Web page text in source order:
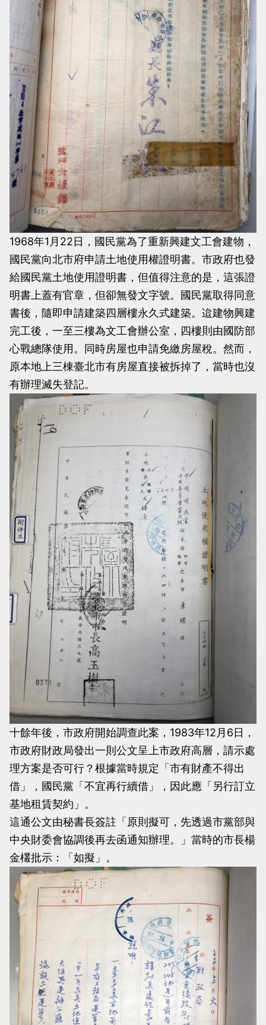
1968年1月22日，國民黨為了重新興建文工會建物，
國民黨向北市府申請土地使用權證明書。市政府也發
給國民黨土地使用證明書，但值得注意的是，這張證
明書上蓋有官章，但卻無發文字號。國民黨取得同意
書後，隨即申請建築四層樓永久式建築。迨建物興建
完工後，一至三樓為文工會辦公室，四樓則由國防部
心戰總隊使用。同時房屋也申請免繳房屋稅。然而，
原本地上三棟臺北市有房屋直接被拆掉了，當時也沒
有辦理滅失登記。
十餘年後，市政府開始調查此案，1983年12月6日，
市政府財政局發出一則公文呈上市政府高層，請示處
理方案是否可行？根據當時規定「市有財產不得出
借」，國民黨「不宜再行續借」，因此應「另行訂立
基地租賃契約」。
這通公文由秘書長簽註「原則擬可，先透過市黨部與
中央財委會協調後再去函通知辦理。」當時的市長楊
金欉批示：「如擬」。